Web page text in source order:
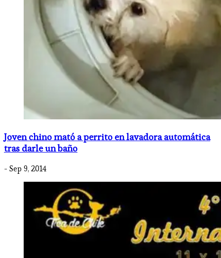
Joven chino mató a perrito en lavadora automática
tras darle un baño
- Sep 9, 2014